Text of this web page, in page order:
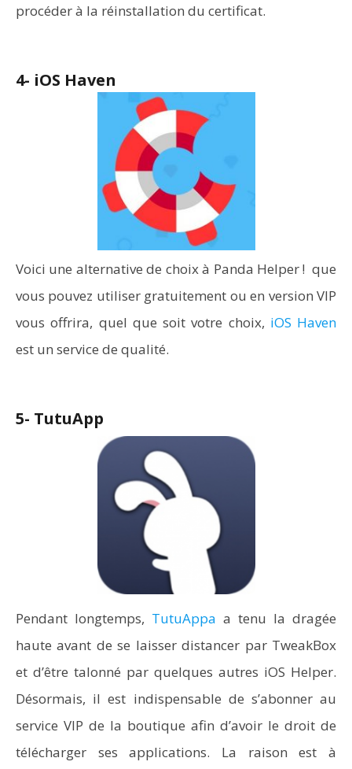
procéder à la réinstallation du certificat.
4- iOS Haven
Voici une alternative de choix à Panda Helper ! que
vous pouvez utiliser gratuitement ou en version VIP
vous offrira, quel que soit votre choix, iOS Haven
est un service de qualité.
5- TutuApp
Pendant longtemps, TutuAppa a tenu la dragée
haute avant de se laisser distancer par TweakBox
et d’être talonné par quelques autres iOS Helper.
Désormais, il est indispensable de s’abonner au
service VIP de la boutique afin d’avoir le droit de
télécharger ses applications. La raison est à